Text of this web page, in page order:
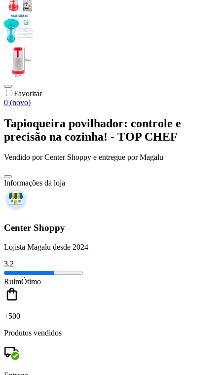
Favoritar
0 (novo)
Tapioqueira povilhador: controle e
precisão na cozinha! - TOP CHEF
Vendido porCenter Shoppy e entregue por Magalu
Informações da loja
Center Shoppy
Lojista Magalu desde 2024
3.2
RuimÓtimo
+500
Produtos vendidos